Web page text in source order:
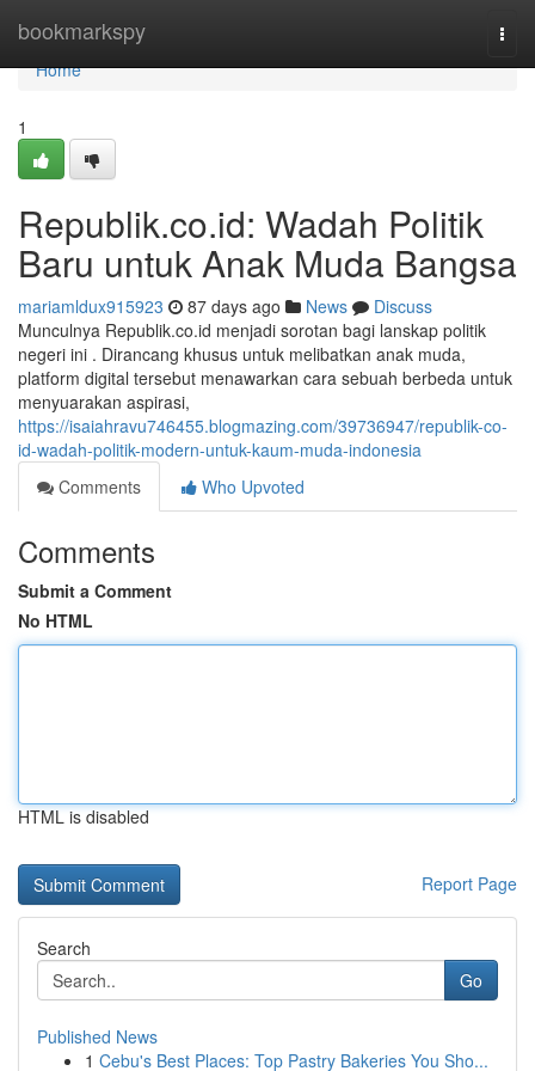
bookmarkspy
Home
Home
1
Republik.co.id: Wadah Politik
Baru untuk Anak Muda Bangsa
mariamldux915923 87 days ago News
Discuss
Munculnya Republik.co.id menjadi sorotan bagi lanskap politik
negeri ini . Dirancang khusus untuk melibatkan anak muda,
platform digital tersebut menawarkan cara sebuah berbeda untuk
menyuarakan aspirasi,
https://isaiahravu746455.blogmazing.com/39736947/republik-co-
id-wadah-politik-modern-untuk-kaum-muda-indonesia
Comments
Who Upvoted
Comments
Submit a Comment
No HTML
HTML is disabled
Report Page
Search
Go
Published News
1 Cebu's Best Places: Top Pastry Bakeries You Sho...